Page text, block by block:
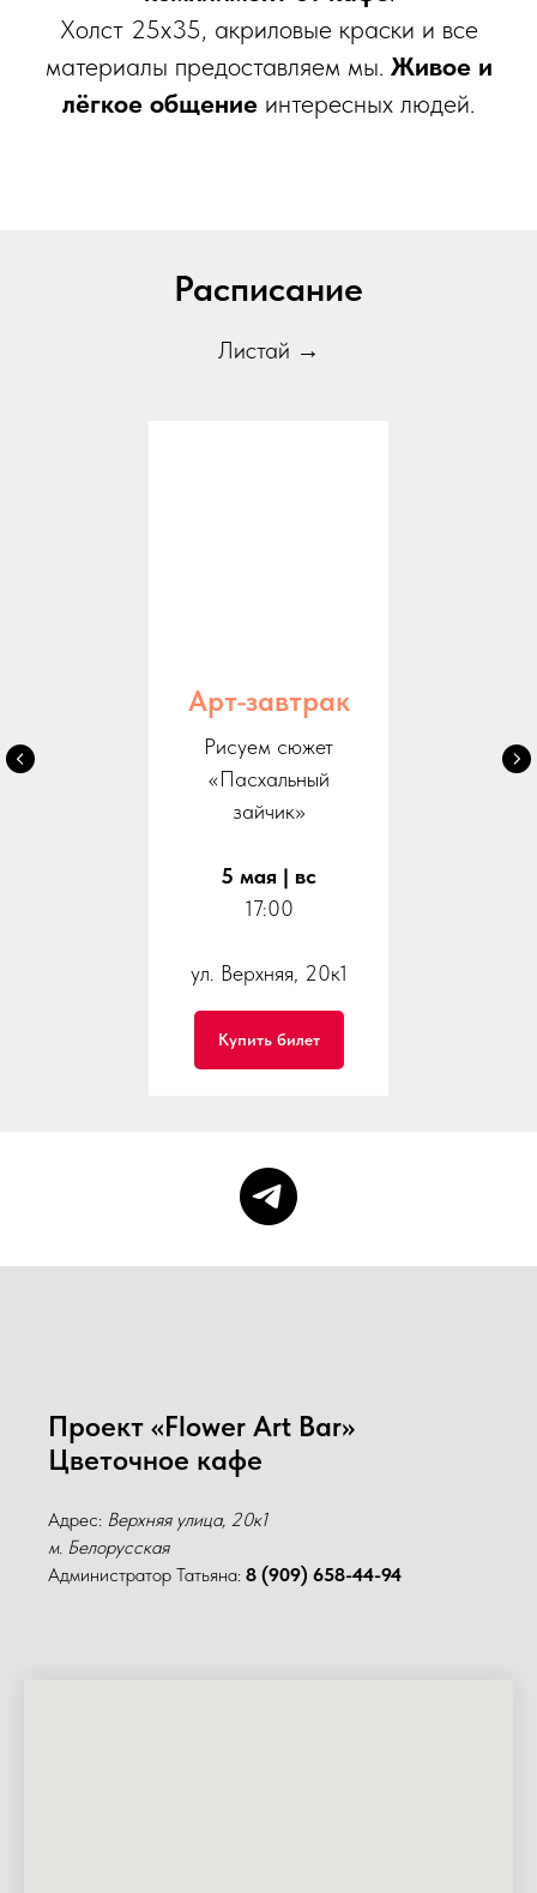
Холст 25х35, акриловые краски и все
материалы предоставляем мы. Живое и
лёгкое общение интересных людей.
Расписание
Листай →
Арт-завтрак
Рисуем сюжет
«Пасхальный
зайчик»
5 мая | вс
17:00
ул. Верхняя, 20к1
Купить билет
Проект «Flower Art Bar»
Цветочное кафе
Адрес: Верхняя улица, 20к1
м. Белорусская
Администратор Татьяна: 8 (909) 658-44-94